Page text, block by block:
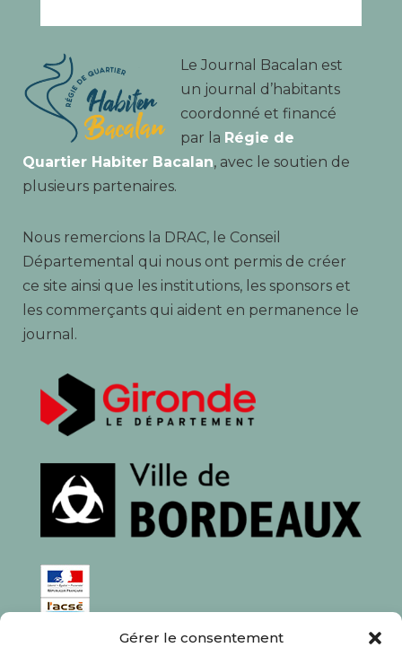
Gérer le consentement
Le Journal Bacalan est
un journal d’habitants
coordonné et financé
par la Régie de
Quartier Habiter Bacalan, avec le soutien de
plusieurs partenaires.
Nous remercions la DRAC, le Conseil
Départemental qui nous ont permis de créer
ce site ainsi que les institutions, les sponsors et
les commerçants qui aident en permanence le
journal.